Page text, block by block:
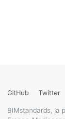
GitHub Twitter
BIMstandards, la